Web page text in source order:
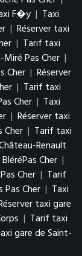
F�y | Taxi
| Réserver taxi
| Tarif taxi
Pas Cher |
Cher | Réserver
| Tarif taxi
Cher | Taxi
| Réserver taxi
Cher | Tarif taxi
Renault
Cher |
Cher | Tarif
Pas Cher | Taxi
taxi gare
| Tarif taxi
gare de Saint-